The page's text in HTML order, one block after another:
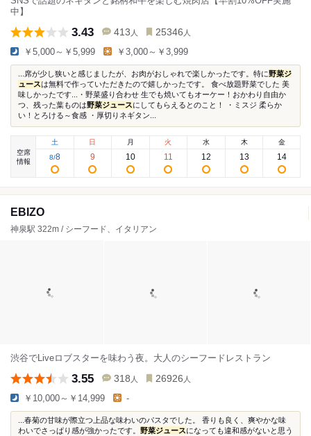
中】
3.43 413 人 25346 人
￥5,000～￥5,999 ￥3,000～￥3,999
...席が少し狭いと感じましたが、お肉がおしゃれで楽しかったです。特に野菜ジ
ュースは無料で作っていただきたので嬉しかったです。 食べ放題野菜でした 美
味しかったです...・野菜盛り合わせ 生でも焼いてもオーケー！おかわり自由か
つ、残った葉ものは野菜ジュースにしてもらえるとのこと！ ・ミスジ 柔らか
い！とろける～食感 ・厚切りネギタン...
空席
情報
土
8/8
日
9
月
10
火
11
水
12
木
13
金
14
EBIZO
神泉駅 322m / シーフード、イタリアン
渋谷でLiveロブスターを味わう夜。大人のシーフードレストラン
3.55 318 人 26926 人
￥10,000～￥14,999 -
...春菊の甘味が際立つ上品な味わいのパスタでした。 香りも良く、爽やかな味
わいでさっぱり感が強かったです。 野菜ジュースになっても違和感がないと思う